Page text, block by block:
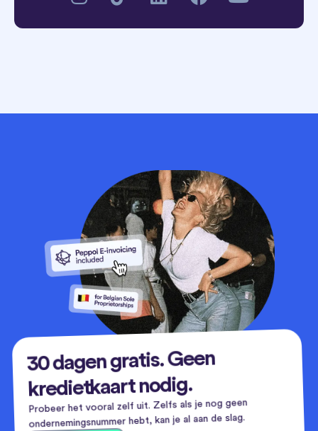
30 dagen gratis. Geen
kredietkaart nodig.
Probeer het vooral zelf uit. Zelfs als je nog geen
ondernemingsnummer hebt, kan je al aan de slag.